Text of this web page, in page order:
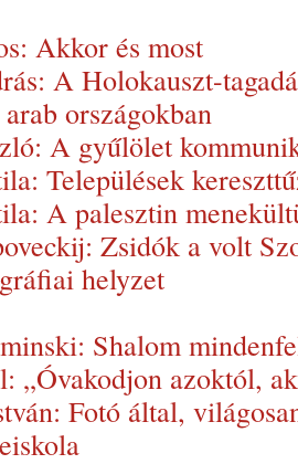
Akkor és most
A Holokauszt-
országokban
A gyűlölet
Települések
A palesztin
Zsidók a volt
helyzet
Shalom
„Óvakodjon azoktól,
Fotó által,